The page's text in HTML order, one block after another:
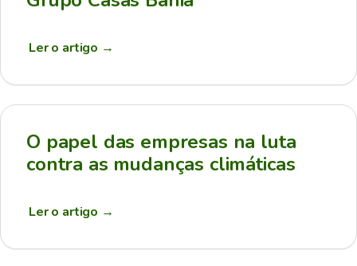
Ler o artigo →
O papel das empresas na luta
contra as mudanças climáticas
Ler o artigo →